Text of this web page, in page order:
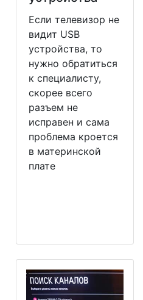
Если телевизор не
видит USB
устройства, то
нужно обратиться
к специалисту,
скорее всего
разъем не
исправен и сама
проблема кроется
в материнской
плате